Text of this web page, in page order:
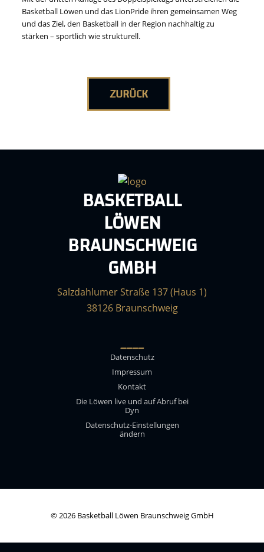
Basketball Löwen und das LionPride ihren gemeinsamen Weg
und das Ziel, den Basketball in der Region nachhaltig zu
stärken – sportlich wie strukturell.
ZURÜCK
BASKETBALL
LÖWEN
BRAUNSCHWEIG
GMBH
Salzdahlumer Straße 137 (Haus 1)
38126 Braunschweig
____
Datenschutz
Impressum
Kontakt
Die Löwen live und auf Abruf bei
Dyn
Datenschutz-Einstellungen
ändern
© 2026 Basketball Löwen Braunschweig GmbH